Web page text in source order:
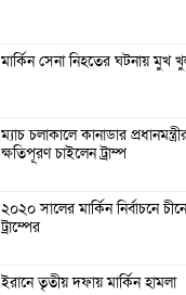
মার্কিন সেনা নিহতের ঘটনায় মুখ
ম্যাচ চলাকালে কানাডার
ক্ষতিপূরণ চাইলেন ট্রাম্প
২০২০ সালের মার্কিন নির্বাচনে
ট্রাম্পের
ইরানে তৃতীয় দফায় মার্কিন হামলা